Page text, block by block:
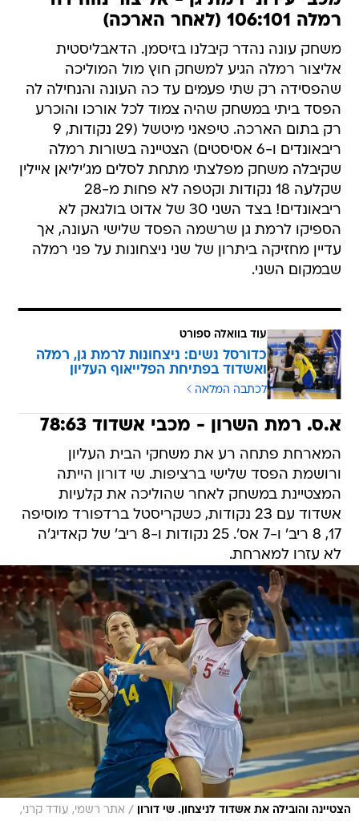
משחק עונה נהדר קיבלנו בזיסמן. הדאבליסטית
אליצור רמלה הגיע למשחק חוץ מול המוליכה
שהפסידה רק שתי פעמים עד כה העונה והנחילה לה
הפסד ביתי במשחק שהיה צמוד לכל אורכו והוכרע
רק בתום הארכה. טיפאני מיטשל (29 נקודות, 9
ריבאונדים ו-6 אסיסטים) הצטיינה בשורות רמלה
שקיבלה משחק מפלצתי מתחת לסלים מג'יליאן איילין
שקלעה 18 נקודות וקטפה לא פחות מ-28
ריבאונדים! בצד השני 30 של אדוט בולגאק לא
הספיקו לרמת גן שרשמה הפסד שלישי העונה, אך
עדיין מחזיקה ביתרון של שני ניצחונות על פני רמלה
שבמקום השני.
ואשדוד בפתיחת הפלייאוף העליון
לכתבה המלאה
א.ס. רמת השרון - מכבי אשדוד 78:63
המארחת פתחה רע את משחקי הבית העליון
ורושמת הפסד שלישי ברציפות. שי דורון הייתה
המצטיינת במשחק לאחר שהוליכה את קלעיות
אשדוד עם 23 נקודות, כשקריסטל ברדפורד מוסיפה
17, 8 ריב' ו-7 אס'. 25 נקודות ו-8 ריב' של קאדיג'ה
לא עזרו למארחת.
הצטיינה והובילה את אשדוד לניצחון. שי דורון
אתר רשמי, עודד קרני,
באדיבות מנהלת ליגת העל לנשים בכדורסל
אליצור חולון - הפועל ראשון לציון 83:66